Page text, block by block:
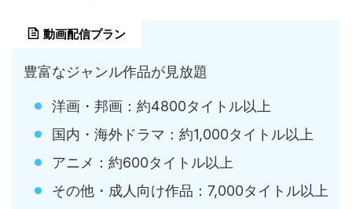
動画配信プラン
豊富なジャンル作品が見放題
洋画・邦画：約4800タイトル以上
国内・海外ドラマ：約1,000タイトル以上
アニメ：約600タイトル以上
その他・成人向け作品：7,000タイトル以上